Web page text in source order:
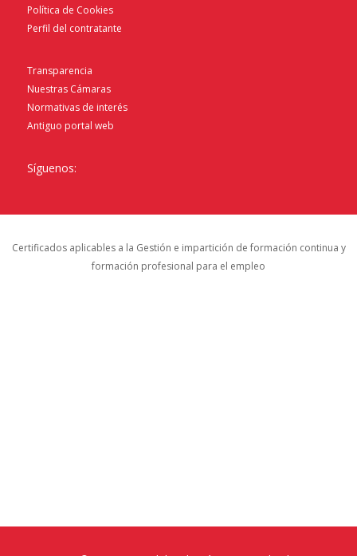
Política de Cookies
Perfil del contratante
Transparencia
Nuestras Cámaras
Normativas de interés
Antiguo portal web
Síguenos:
Certificados aplicables a la Gestión e impartición de formación continua y
formación profesional para el empleo